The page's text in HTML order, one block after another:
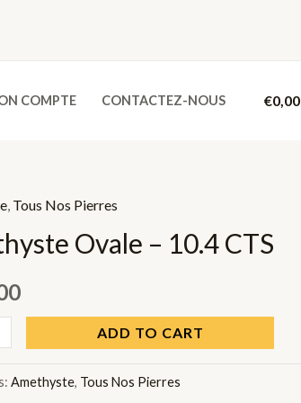
COMPTE CONTACTEZ-NOUS €0,00
Tous Nos Pierres
Ovale – 10.4 CTS
ADD TO CART
Amethyste, Tous Nos Pierres
quantity